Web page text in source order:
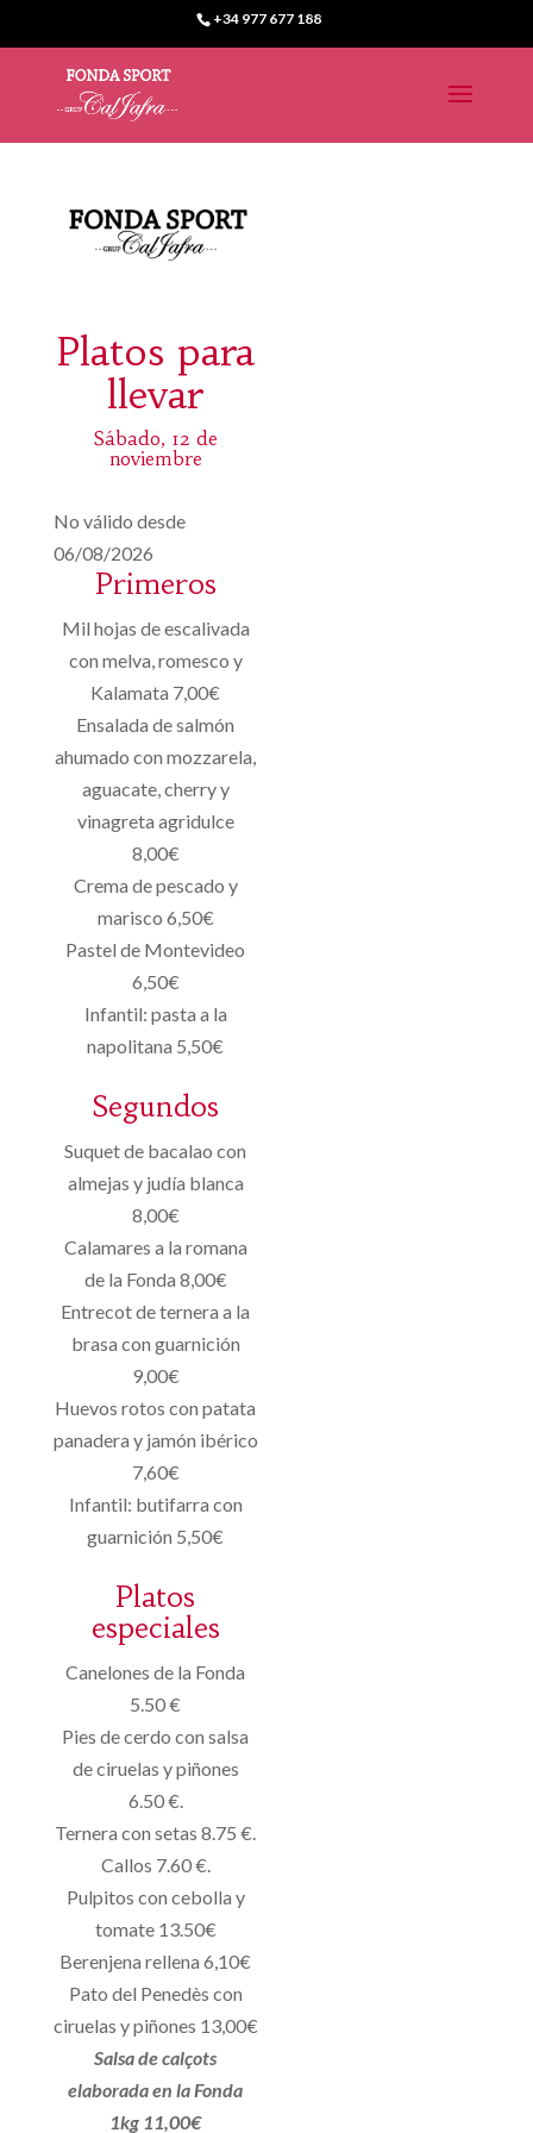
+34 977 677 188
Platos para
llevar
Sábado, 12 de
noviembre
No válido desde
06/08/2026
Primeros
Mil hojas de escalivada
con melva, romesco y
Kalamata 7,00€
Ensalada de salmón
ahumado con mozzarela,
aguacate, cherry y
vinagreta agridulce
8,00€
Crema de pescado y
marisco 6,50€
Pastel de Montevideo
6,50€
Infantil: pasta a la
napolitana 5,50€
Segundos
Suquet de bacalao con
almejas y judía blanca
8,00€
Calamares a la romana
de la Fonda 8,00€
Entrecot de ternera a la
brasa con guarnición
9,00€
Huevos rotos con patata
panadera y jamón ibérico
7,60€
Infantil: butifarra con
guarnición 5,50€
Platos
especiales
Canelones de la Fonda
5.50 €
Pies de cerdo con salsa
de ciruelas y piñones
6.50 €.
Ternera con setas 8.75 €.
Callos 7.60 €.
Pulpitos con cebolla y
tomate 13.50€
Berenjena rellena 6,10€
Pato del Penedès con
ciruelas y piñones 13,00€
Salsa de calçots
elaborada en la Fonda
1kg 11,00€